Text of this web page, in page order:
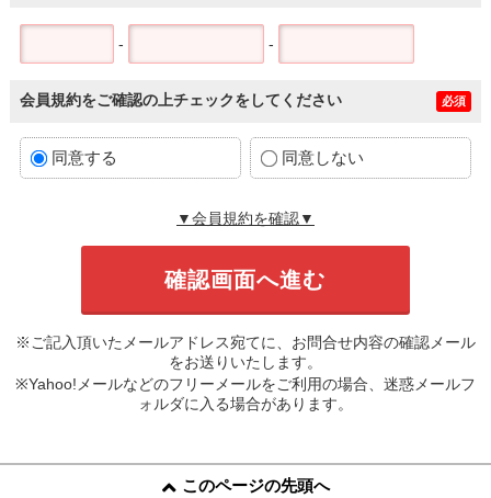
- -
会員規約をご確認の上チェックをしてください 必須
同意する 同意しない
▼会員規約を確認▼
※ご記入頂いたメールアドレス宛てに、お問合せ内容の確認メール
をお送りいたします。
※Yahoo!メールなどのフリーメールをご利用の場合、迷惑メールフ
ォルダに入る場合があります。
このページの先頭へ